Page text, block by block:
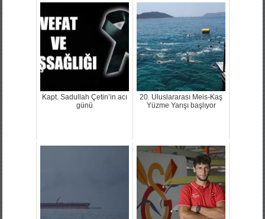
Kapt. Sadullah Çetin’in acı
günü
20. Uluslararası Meis-Kaş
Yüzme Yarışı başlıyor